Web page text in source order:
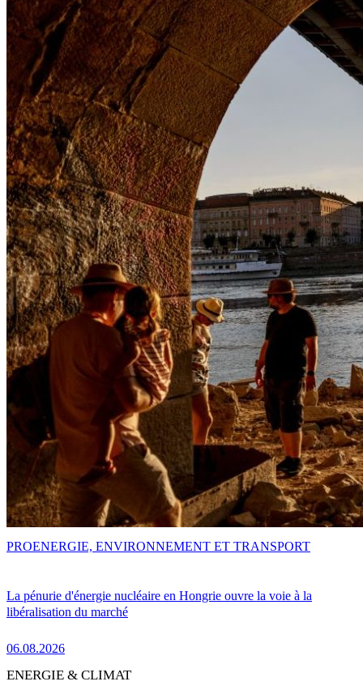
La pénurie d'énergie nucléaire en Hongrie ouvre la voie à la
libéralisation du marché
06.08.2026
PROENERGIE, ENVIRONNEMENT ET TRANSPORT
ENERGIE & CLIMAT